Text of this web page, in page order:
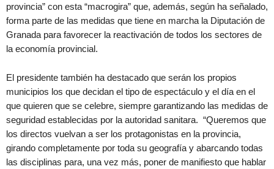
provincia” con esta “macrogira” que, además, según ha señalado,
forma parte de las medidas que tiene en marcha la Diputación de
Granada para favorecer la reactivación de todos los sectores de
la economía provincial.
El presidente también ha destacado que serán los propios
municipios los que decidan el tipo de espectáculo y el día en el
que quieren que se celebre, siempre garantizando las medidas de
seguridad establecidas por la autoridad sanitara. “Queremos que
los directos vuelvan a ser los protagonistas en la provincia,
girando completamente por toda su geografía y abarcando todas
las disciplinas para, una vez más, poner de manifiesto que hablar